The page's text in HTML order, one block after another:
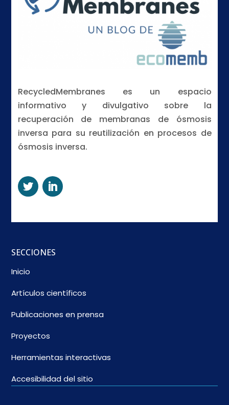
RecycledMembranes es un espacio
informativo y divulgativo sobre la
recuperación de membranas de ósmosis
inversa para su reutilización en procesos de
ósmosis inversa.
SECCIONES
Inicio
Artículos científicos
Publicaciones en prensa
Proyectos
Herramientas interactivas
Accesibilidad del sitio